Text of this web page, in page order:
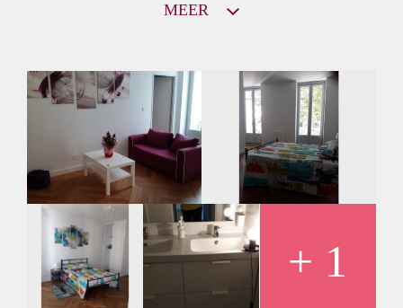
Huurtoeslag
Mogelijk
3,0 X De bruto huur
Huurtermijn
Onbepaalde termijn
Oplevering
Gestoffeerd
MEER
+ 1